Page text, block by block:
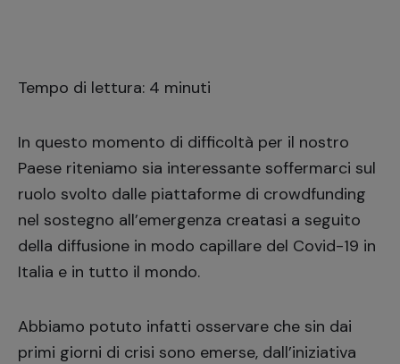
Tempo di lettura: 4 minuti
In questo momento di difficoltà per il nostro
Paese riteniamo sia interessante soffermarci sul
ruolo svolto dalle piattaforme di crowdfunding
nel sostegno all’emergenza creatasi a seguito
della diffusione in modo capillare del Covid-19 in
Italia e in tutto il mondo.
Abbiamo potuto infatti osservare che sin dai
primi giorni di crisi sono emerse, dall’iniziativa